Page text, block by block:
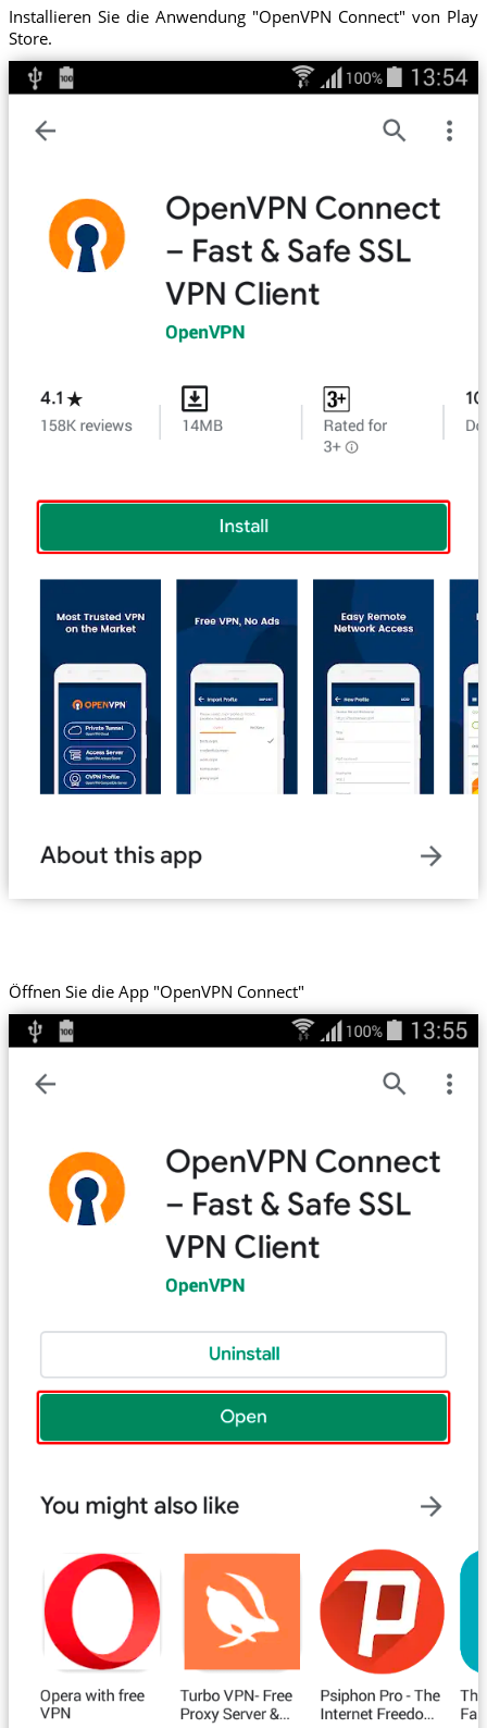
Installieren Sie die Anwendung "OpenVPN Connect" von Play
Store.
Öffnen Sie die App "OpenVPN Connect"